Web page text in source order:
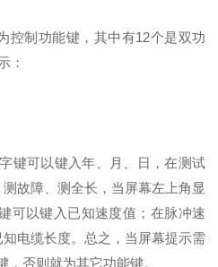
控制功能键，其中有12个是双功
：
键可以键入年、月、日，在测试
故障、测全长，当屏幕左上角显
可以键入已知速度值；在脉冲速
电缆长度。总之，当屏幕提示需
否则就为其它功能键。